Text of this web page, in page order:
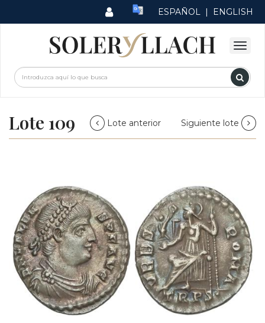
ESPAÑOL | ENGLISH
Lote 109 Lote anterior Siguiente lote